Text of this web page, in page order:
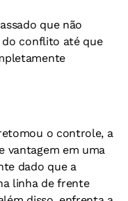
que não
do conflito até que
o controle, a
vantagem em uma
dado que a
linha de frente